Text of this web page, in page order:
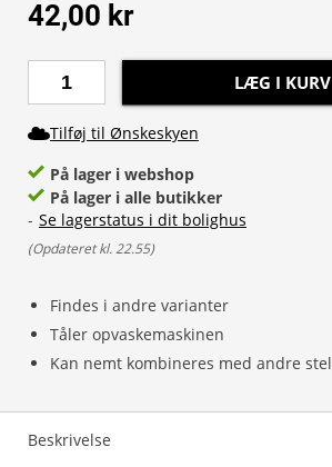
Findes i andre varianter
Tåler opvaskemaskinen
Kan nemt kombineres med andre stel
42,00 kr
LÆG I KURV
Tilføj til Ønskeskyen
På lager i webshop
På lager i alle butikker
- Se lagerstatus i dit bolighus
(Opdateret kl. 22.55)
Beskrivelse